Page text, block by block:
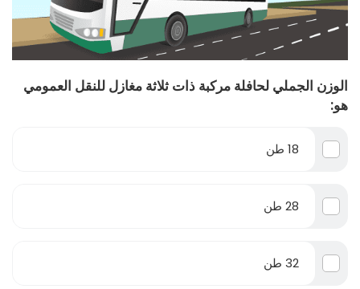
الوزن الجملي لحافلة مركبة ذات ثلاثة مغازل للنقل العمومي
هو:
18 طن
28 طن
32 طن